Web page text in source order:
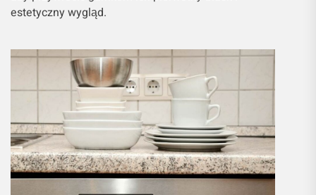
estetyczny wygląd.